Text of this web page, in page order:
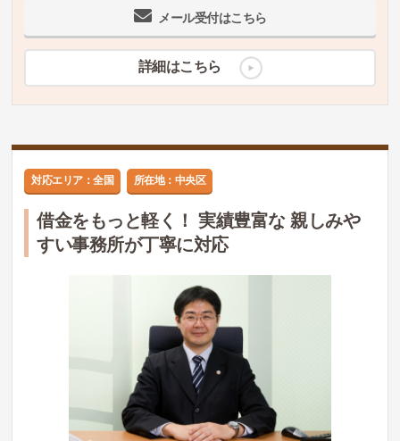
メール受付はこちら
詳細はこちら
対応エリア：全国 所在地：中央区
借金をもっと軽く！ 実績豊富な 親しみや
すい事務所が丁寧に対応